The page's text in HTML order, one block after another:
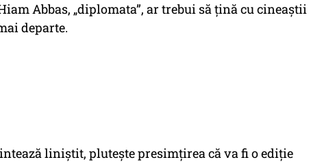
Abbas, „diplomata”, ar trebui să țină cu cineaștii
departe.
liniștit, plutește presimțirea că va fi o ediție